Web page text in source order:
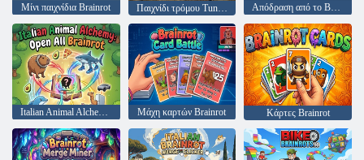
Μίνι παιχνίδια Brainrot Παιχνίδι τρόμου Tung Sahur Απόδραση από το Brainrot
Μάχη καρτών Brainrot Κάρτες Brainrot